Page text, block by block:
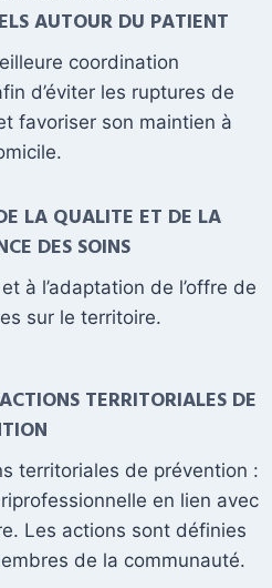
AUTOUR DU PATIENT
coordination
d’éviter les ruptures de
favoriser son maintien à
LA QUALITE ET DE LA
DES SOINS
à l’adaptation de l’offre de
sur le territoire.
TERRITORIALES DE
territoriales de prévention :
en lien avec
Les actions sont définies
de la communauté.